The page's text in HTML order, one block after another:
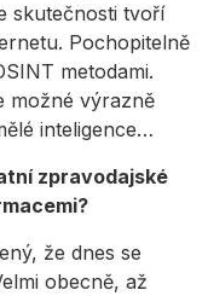
skutečnosti tvoří
Pochopitelně
metodami.
možné výrazně
inteligence…
zpravodajské
že dnes se
obecně, až